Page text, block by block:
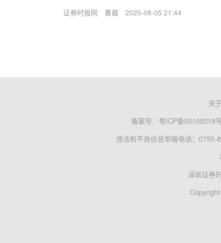
证券时报网 曹晨 2025-08-05 21:44
关
备案号： 粤ICP备09109218
违法和不良信息举报电话：0755-
深圳证券